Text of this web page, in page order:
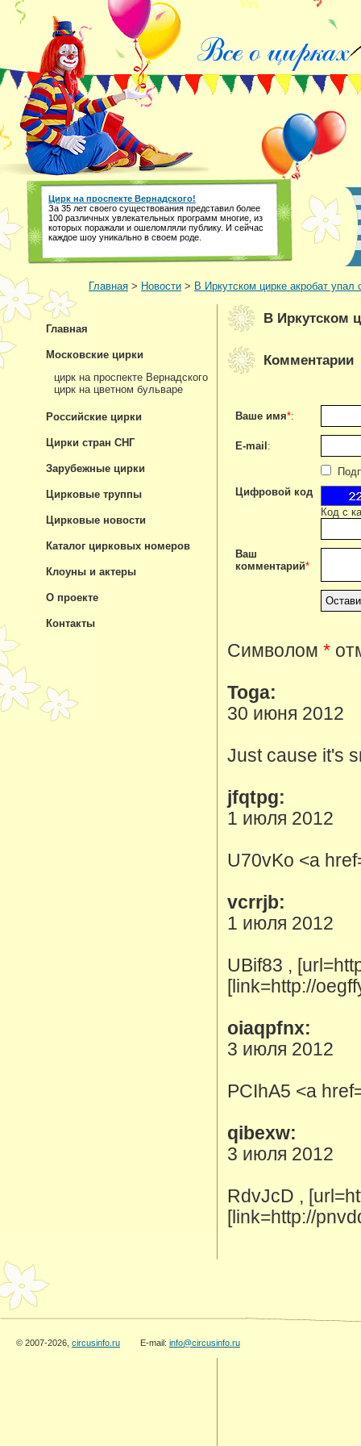
Цирк на проспекте Вернадского!
За 35 лет своего существования представил более
100 различных увлекательных программ многие, из
которых поражали и ошеломляли публику. И сейчас
каждое шоу уникально в своем роде.
Главная > Новости > В Иркутском цирке акробат упал
В Иркутском
Комментарии
Ваше имя*:
E-mail :
Цифровой код
Код с
Ваш
комментарий*
Символом *
Toga:
30 июня 2012
Just cause it's
jfqtpg:
1 июля 2012
U70vKo <a
vcrrjb:
1 июля 2012
UBif83 ,
[link=http://
oiaqpfnx:
3 июля 2012
PCIhA5 <a
qibexw:
3 июля 2012
RdvJcD ,
[link=http://
Главная
Московские цирки
цирк на проспекте Вернадского
цирк на цветном бульваре
Российские цирки
Цирки стран СНГ
Зарубежные цирки
Цирковые труппы
Цирковые новости
Каталог цирковых номеров
Клоуны и актеры
О проекте
Контакты
© 2007-2026, circusinfo.ru E-mail: info@circusinfo.ru